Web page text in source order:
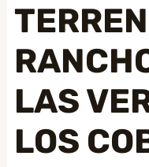
LAS
LOS